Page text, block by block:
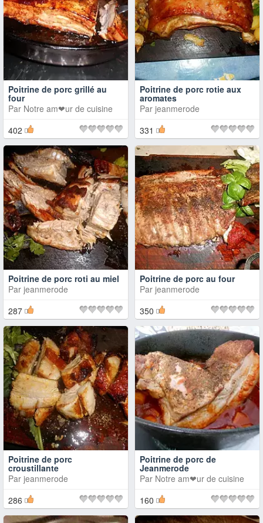
Poitrine de porc grillé au
four
Par Notre am❤ur de cuisine
402
Poitrine de porc rotie aux
aromates
Par jeanmerode
331
Poitrine de porc roti au miel
Par jeanmerode
287
Poitrine de porc au four
Par jeanmerode
350
Poitrine de porc
croustillante
Par jeanmerode
286
Poitrine de porc de
Jeanmerode
Par Notre am❤ur de cuisine
160